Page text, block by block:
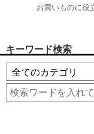
お買いものに役
キーワード検索